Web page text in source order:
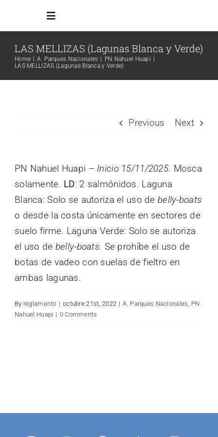
Toggle
Navigation
Inicio
Links
Search
LAS MELLIZAS (Lagunas Blanca y Verde)
Home A. Parques Nacionales
PN Nahuel Huapi
LAS MELLIZAS (Lagunas Blanca y Verde)
Previous Next
PN Nahuel Huapi – Inicio 15/11/2025. Mosca
solamente. LD: 2 salmónidos. Laguna
Blanca: Solo se autoriza el uso de belly-boats
o desde la costa únicamente en sectores de
suelo firme. Laguna Verde: Solo se autoriza
el uso de belly-boats. Se prohíbe el uso de
botas de vadeo con suelas de fieltro en
ambas lagunas.
By reglamento | octubre 21st, 2022 | A. Parques Nacionales, PN
Nahuel Huapi | 0 Comments